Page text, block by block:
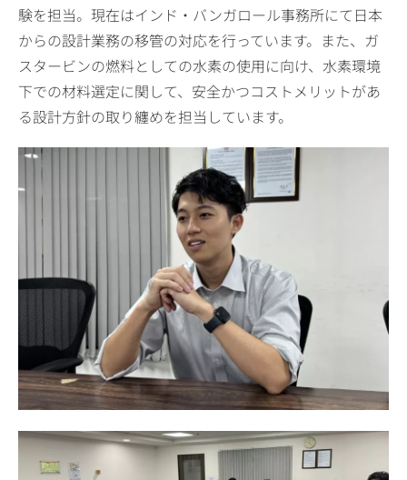
験を担当。現在はインド・バンガロール事務所にて日本
からの設計業務の移管の対応を行っています。また、ガ
スタービンの燃料としての水素の使用に向け、水素環境
下での材料選定に関して、安全かつコストメリットがあ
る設計方針の取り纏めを担当しています。